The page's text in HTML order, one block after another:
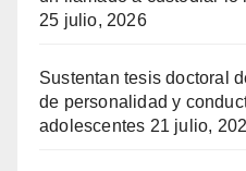
25 julio, 2026
Sustentan tesis doctoral
de personalidad y
adolescentes 21 julio,